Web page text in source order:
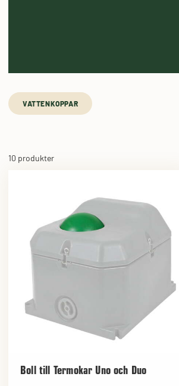
VATTENKOPPAR
10 produkter
Boll till Termokar Uno och Duo